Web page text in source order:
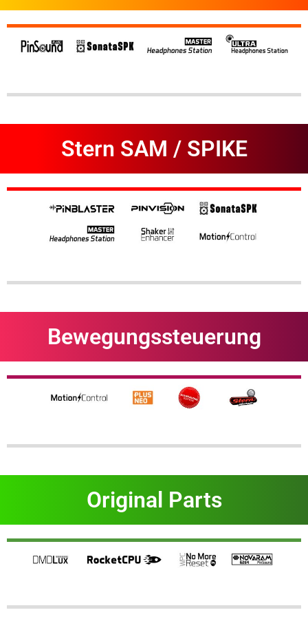
Stern SAM / SPIKE
Bewegungssteuerung
Original Parts